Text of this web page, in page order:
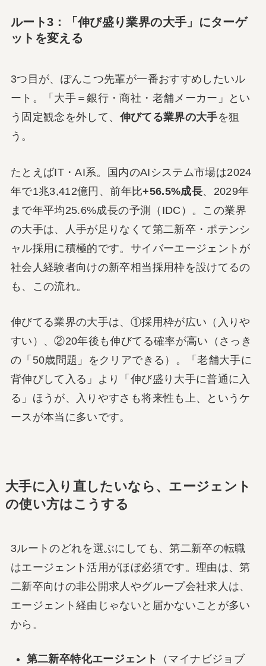
ルート3：「伸び盛り業界の大手」にターゲ
ットを変える
3つ目が、ぽんこつ先輩が一番おすすめしたいル
ート。「大手＝銀行・商社・老舗メーカー」とい
う固定観念を外して、伸びてる業界の大手を狙
う。
たとえばIT・AI系。国内のAIシステム市場は2024
年で1兆3,412億円、前年比+56.5%成長、2029年
まで年平均25.6%成長の予測（IDC）。この業界
の大手は、人手が足りなくて第二新卒・ポテンシ
ャル採用に積極的です。サイバーエージェントが
社会人経験者向けの新卒相当採用枠を設けてるの
も、この流れ。
伸びてる業界の大手は、①採用枠が広い（入りや
すい）、②20年後も伸びてる確率が高い（さっき
の「50歳問題」をクリアできる）。「老舗大手に
背伸びして入る」より「伸び盛り大手に普通に入
る」ほうが、入りやすさも将来性も上、というケ
ースが本当に多いです。
大手に入り直したいなら、エージェント
の使い方はこうする
3ルートのどれを選ぶにしても、第二新卒の転職
はエージェント活用がほぼ必須です。理由は、第
二新卒向けの非公開求人やグループ会社求人は、
エージェント経由じゃないと届かないことが多い
から。
第二新卒特化エージェント （マイナビジョブ